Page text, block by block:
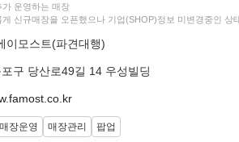
운영하는 매장
신규매장을 오픈했으나 기업(SHOP)정보 미변경중인 상
이모스트(파견대행)
구 당산로49길 14 우성빌딩
매장운영 매장관리 팝업